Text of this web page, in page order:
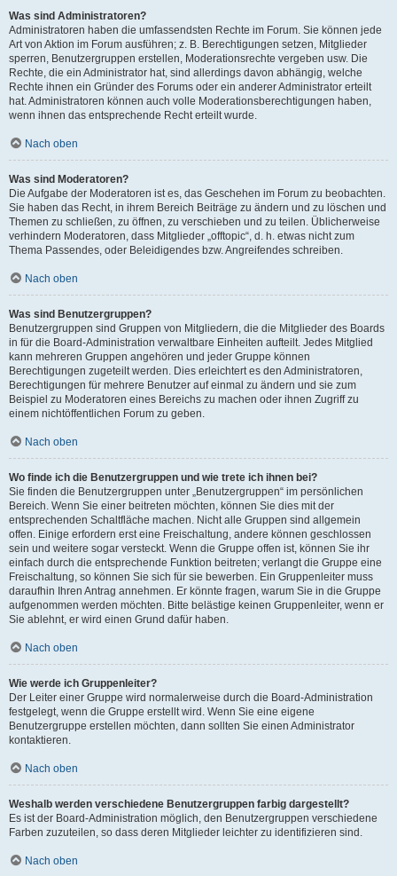
Was sind Administratoren?
Administratoren haben die umfassendsten Rechte im Forum. Sie können jede
Art von Aktion im Forum ausführen; z. B. Berechtigungen setzen, Mitglieder
sperren, Benutzergruppen erstellen, Moderationsrechte vergeben usw. Die
Rechte, die ein Administrator hat, sind allerdings davon abhängig, welche
Rechte ihnen ein Gründer des Forums oder ein anderer Administrator erteilt
hat. Administratoren können auch volle Moderationsberechtigungen haben,
wenn ihnen das entsprechende Recht erteilt wurde.
Nach oben
Was sind Moderatoren?
Die Aufgabe der Moderatoren ist es, das Geschehen im Forum zu beobachten.
Sie haben das Recht, in ihrem Bereich Beiträge zu ändern und zu löschen und
Themen zu schließen, zu öffnen, zu verschieben und zu teilen. Üblicherweise
verhindern Moderatoren, dass Mitglieder „offtopic“, d. h. etwas nicht zum
Thema Passendes, oder Beleidigendes bzw. Angreifendes schreiben.
Nach oben
Was sind Benutzergruppen?
Benutzergruppen sind Gruppen von Mitgliedern, die die Mitglieder des Boards
in für die Board-Administration verwaltbare Einheiten aufteilt. Jedes Mitglied
kann mehreren Gruppen angehören und jeder Gruppe können
Berechtigungen zugeteilt werden. Dies erleichtert es den Administratoren,
Berechtigungen für mehrere Benutzer auf einmal zu ändern und sie zum
Beispiel zu Moderatoren eines Bereichs zu machen oder ihnen Zugriff zu
einem nichtöffentlichen Forum zu geben.
Nach oben
Wo finde ich die Benutzergruppen und wie trete ich ihnen bei?
Sie finden die Benutzergruppen unter „Benutzergruppen“ im persönlichen
Bereich. Wenn Sie einer beitreten möchten, können Sie dies mit der
entsprechenden Schaltfläche machen. Nicht alle Gruppen sind allgemein
offen. Einige erfordern erst eine Freischaltung, andere können geschlossen
sein und weitere sogar versteckt. Wenn die Gruppe offen ist, können Sie ihr
einfach durch die entsprechende Funktion beitreten; verlangt die Gruppe eine
Freischaltung, so können Sie sich für sie bewerben. Ein Gruppenleiter muss
daraufhin Ihren Antrag annehmen. Er könnte fragen, warum Sie in die Gruppe
aufgenommen werden möchten. Bitte belästige keinen Gruppenleiter, wenn er
Sie ablehnt, er wird einen Grund dafür haben.
Nach oben
Wie werde ich Gruppenleiter?
Der Leiter einer Gruppe wird normalerweise durch die Board-Administration
festgelegt, wenn die Gruppe erstellt wird. Wenn Sie eine eigene
Benutzergruppe erstellen möchten, dann sollten Sie einen Administrator
kontaktieren.
Nach oben
Weshalb werden verschiedene Benutzergruppen farbig dargestellt?
Es ist der Board-Administration möglich, den Benutzergruppen verschiedene
Farben zuzuteilen, so dass deren Mitglieder leichter zu identifizieren sind.
Nach oben